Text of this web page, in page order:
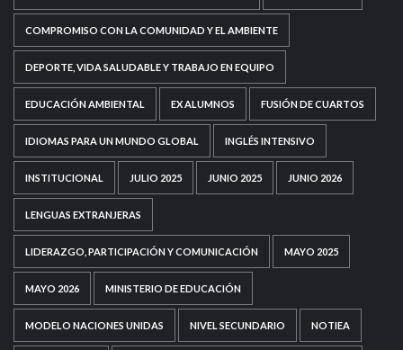
COMPROMISO CON LA COMUNIDAD Y EL AMBIENTE
DEPORTE, VIDA SALUDABLE Y TRABAJO EN EQUIPO
EDUCACIÓN AMBIENTAL EX ALUMNOS FUSIÓN DE CUARTOS
IDIOMAS PARA UN MUNDO GLOBAL INGLÉS INTENSIVO
INSTITUCIONAL JULIO 2025 JUNIO 2025 JUNIO 2026
LENGUAS EXTRANJERAS
LIDERAZGO, PARTICIPACIÓN Y COMUNICACIÓN MAYO 2025
MAYO 2026 MINISTERIO DE EDUCACIÓN
MODELO NACIONES UNIDAS NIVEL SECUNDARIO NOTIEA